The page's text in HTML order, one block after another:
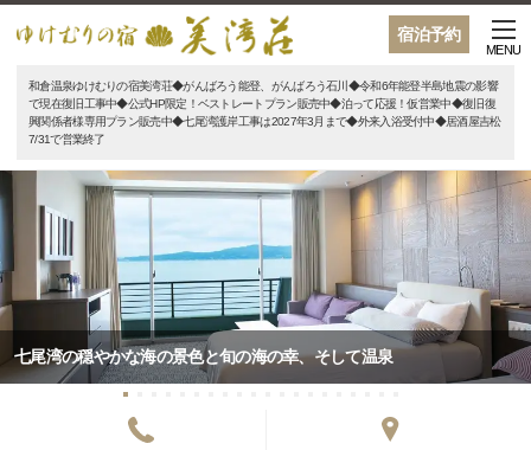
宿泊予約
MENU
和倉温泉ゆけむりの宿美湾荘◆がんばろう能登、がんばろう石川◆令和6年能登半島地震の影響
で現在復旧工事中◆公式HP限定！ベストレートプラン販売中◆泊って応援！仮営業中◆復旧復
興関係者様専用プラン販売中◆七尾湾護岸工事は2027年3月まで◆外来入浴受付中◆居酒屋吉松
7/31で営業終了
七尾湾の穏やかな海の景色と旬の海の幸、そして温泉